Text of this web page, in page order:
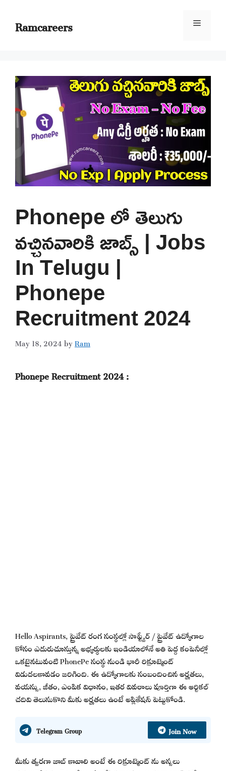
contentRamcareers Menu
Phonepe లో తెలుగు
వచ్చినవారికి జాబ్స్ | Jobs
In Telugu |
Phonepe
Recruitment 2024
May 18, 2024byRam
Phonepe Recruitment 2024 :
Hello Aspirants, ప్రైవేట్ రంగ సంస్థల్లో సాఫ్ట్వేర్ / ప్రైవేట్ ఉద్యోగాల
కోసం ఎదురుచూస్తున్న అభ్యర్థులకు ఇండియాలోనే అతి పెద్ద కంపెనీల్లో
ఒకటైనటువంటి PhonePe సంస్థ నుండి భారీ రిక్రూట్మెంట్
విడుదలకావడం జరిగింది. ఈ ఉద్యోగాలకు సంబందించిన అర్హతలు,
వయస్సు, జీతం, ఎంపిక విధానం, ఇతర వివరాలు పూర్తిగా ఈ ఆర్టికల్
చదివి తెలుసుకొని మీకు అర్హతలు ఉంటే అప్లికేషన్ పెట్టుకోండి.
Telegram Group Join Now
మీకు త్వరగా జాబ్ కావాలి అంటే ఈ రిక్రూట్మెంట్ ను అస్సలు